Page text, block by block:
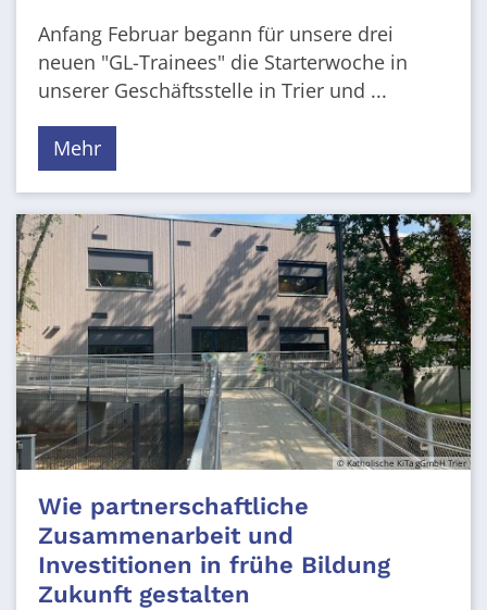
Anfang Februar begann für unsere drei
neuen "GL-Trainees" die Starterwoche in
unserer Geschäftsstelle in Trier und ...
Mehr
© Katholische KiTa gGmbH Trier
Wie partnerschaftliche
Zusammenarbeit und
Investitionen in frühe Bildung
Zukunft gestalten